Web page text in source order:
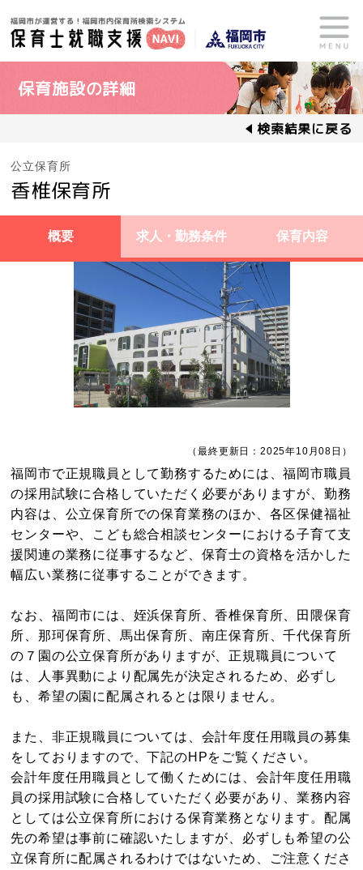
保育施設の詳細
検索結果に戻る
公立保育所
香椎保育所
概要 求人・勤務条件 保育内容
（最終更新日：2025年10月08日）
福岡市で正規職員として勤務するためには、福岡市職員
の採用試験に合格していただく必要がありますが、勤務
内容は、公立保育所での保育業務のほか、各区保健福祉
センターや、こども総合相談センターにおける子育て支
援関連の業務に従事するなど、保育士の資格を活かした
幅広い業務に従事することができます。
なお、福岡市には、姪浜保育所、香椎保育所、田隈保育
所、那珂保育所、馬出保育所、南庄保育所、千代保育所
の７園の公立保育所がありますが、正規職員について
は、人事異動により配属先が決定されるため、必ずし
も、希望の園に配属されるとは限りません。
また、非正規職員については、会計年度任用職員の募集
をしておりますので、下記のHPをご覧ください。
会計年度任用職員として働くためには、会計年度任用職
員の採用試験に合格していただく必要があり、業務内容
としては公立保育所における保育業務となります。配属
先の希望は事前に確認いたしますが、必ずしも希望の公
立保育所に配属されるわけではないため、ご注意くださ